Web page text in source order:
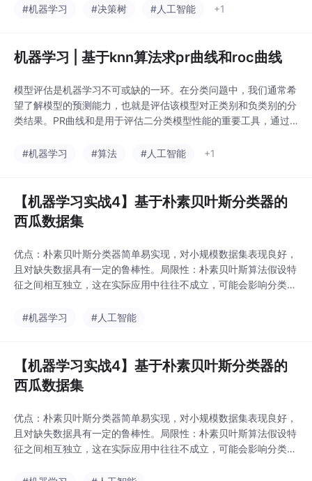
ID3 算法适合特征值较多、需要更细致划分数据的场景，而 CART
#机器学习 #决策树 #人工智能 +1
机器学习 | 基于knn算法求pr曲线和roc曲线
模型评估是机器学习不可或缺的一环。在分类问题中，我们通常希
望了解模型的预测能力，也就是评估该模型对正类别和负类别的分
类结果。PR曲线和是用于评估二分类模型性能的重要工具，通过
估模型的性能。它们可以帮助我们在不同阈值下比较模型的性能，
#机器学习 #算法 #人工智能 +1
【机器学习实战4】基于朴素贝叶斯分类器的
西瓜数据集
优点：朴素贝叶斯分类器简单易实现，对小规模数据集表现良好，
且对缺失数据具有一定的鲁棒性。局限性：朴素贝叶斯算法假设特
征之间相互独立，这在实际应用中往往不成立，可能会影响分类效
行对比，或者对特征独立性的假设进行放松，使用半朴素贝叶斯等
#机器学习 #人工智能
【机器学习实战4】基于朴素贝叶斯分类器的
西瓜数据集
优点：朴素贝叶斯分类器简单易实现，对小规模数据集表现良好，
且对缺失数据具有一定的鲁棒性。局限性：朴素贝叶斯算法假设特
征之间相互独立，这在实际应用中往往不成立，可能会影响分类效